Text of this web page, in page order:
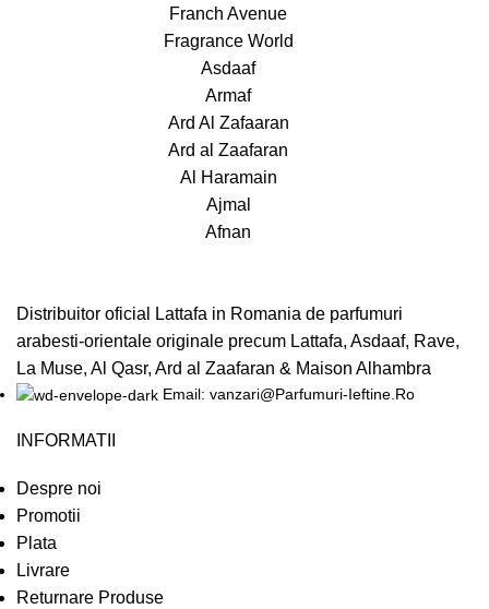
Franch Avenue
Fragrance World
Asdaaf
Armaf
Ard Al Zafaaran
Ard al Zaafaran
Al Haramain
Ajmal
Afnan
Distribuitor oficial Lattafa in Romania de parfumuri
arabesti-orientale originale precum Lattafa, Asdaaf, Rave,
La Muse, Al Qasr, Ard al Zaafaran & Maison Alhambra
Email: vanzari@Parfumuri-Ieftine.Ro
INFORMATII
Despre noi
Promotii
Plata
Livrare
Returnare Produse